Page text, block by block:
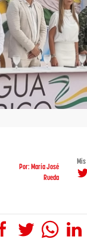
Por: María José
Rueda